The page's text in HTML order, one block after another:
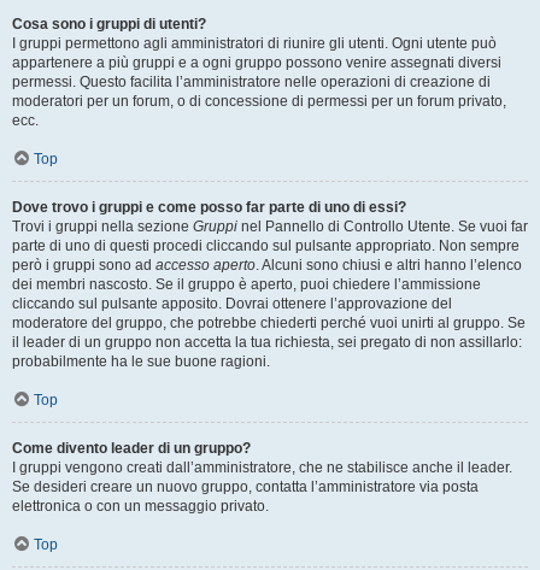
Cosa sono i gruppi di utenti?
I gruppi permettono agli amministratori di riunire gli utenti. Ogni utente può
appartenere a più gruppi e a ogni gruppo possono venire assegnati diversi
permessi. Questo facilita l’amministratore nelle operazioni di creazione di
moderatori per un forum, o di concessione di permessi per un forum privato,
ecc.
Top
Dove trovo i gruppi e come posso far parte di uno di essi?
Trovi i gruppi nella sezione Gruppi nel Pannello di Controllo Utente. Se vuoi far
parte di uno di questi procedi cliccando sul pulsante appropriato. Non sempre
però i gruppi sono ad accesso aperto. Alcuni sono chiusi e altri hanno l’elenco
dei membri nascosto. Se il gruppo è aperto, puoi chiedere l’ammissione
cliccando sul pulsante apposito. Dovrai ottenere l’approvazione del
moderatore del gruppo, che potrebbe chiederti perché vuoi unirti al gruppo. Se
il leader di un gruppo non accetta la tua richiesta, sei pregato di non assillarlo:
probabilmente ha le sue buone ragioni.
Top
Come divento leader di un gruppo?
I gruppi vengono creati dall’amministratore, che ne stabilisce anche il leader.
Se desideri creare un nuovo gruppo, contatta l’amministratore via posta
elettronica o con un messaggio privato.
Top